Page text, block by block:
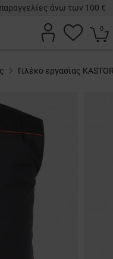
άνω των 100 €
0
Γιλέκο εργασίας